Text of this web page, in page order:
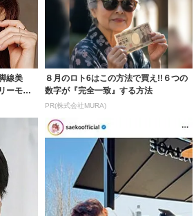
線美
ーモデ
８月のロト6はこの方法で買え!!６つの
数字が『完全一致』する方法
PR(株式会社MURA)